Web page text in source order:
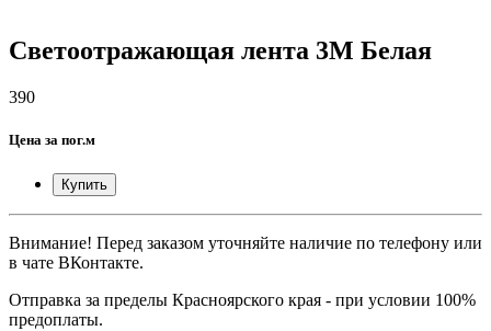
Светоотражающая лента 3М Белая
390
Цена за пог.м
Купить
Внимание! Перед заказом уточняйте наличие по телефону или
в чате ВКонтакте.
Отправка за пределы Красноярского края - при условии 100%
предоплаты.